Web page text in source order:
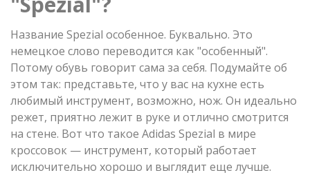
Название Spezial особенное. Буквально. Это
немецкое слово переводится как "особенный".
Потому обувь говорит сама за себя. Подумайте об
этом так: представьте, что у вас на кухне есть
любимый инструмент, возможно, нож. Он идеально
режет, приятно лежит в руке и отлично смотрится
на стене. Вот что такое Adidas Spezial в мире
кроссовок — инструмент, который работает
исключительно хорошо и выглядит еще лучше.